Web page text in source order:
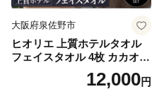
大阪府泉佐野市
ヒオリエ 上質ホテルタオル
フェイスタオル 4枚 カカオ
【タオル 泉州タオル 吸水 普
段使い 無地 シンプル 日用品
12,000円